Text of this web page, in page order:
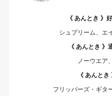
《 あんとき 》
シュプリーム、エ
《 あんとき
ノーウエア
《 あんと
フリッパーズ・ギタ